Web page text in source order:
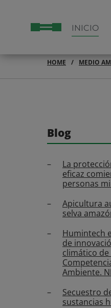
INICIO
HOME MEDIO
Blog
La
eficaz
personas
Apicultura
selva
Humintech
de
climático de
Ambiente.
Secuestro
sustancias